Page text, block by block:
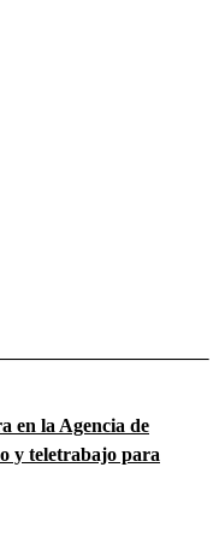
en la Agencia de
y teletrabajo para